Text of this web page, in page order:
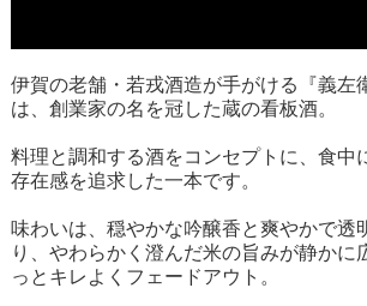
伊賀の老舗・若戎酒造が手がける『義左
は、創業家の名を冠した蔵の看板酒。
料理と調和する酒をコンセプトに、食中
存在感を追求した一本です。
味わいは、穏やかな吟醸香と爽やかで透
り、やわらかく澄んだ米の旨みが静かに
っとキレよくフェードアウト。